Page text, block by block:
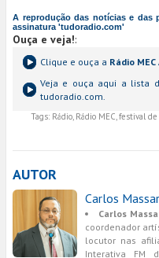
A reprodução das notícias e das
assinatura 'tudoradio.com'
Ouça e veja!:
Clique e ouça a Rádio MEC
Veja e ouça aqui a lista
tudoradio.com.
Tags: Rádio, Rádio MEC, festival
AUTOR
Carlos
Carlos
coordenador
locutor nas
Interativa FM